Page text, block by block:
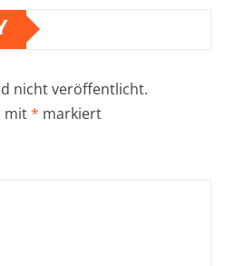
nicht veröffentlicht.
mit* markiert